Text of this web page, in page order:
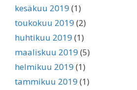
kesäkuu 2019 (1)
toukokuu 2019 (2)
huhtikuu 2019 (1)
maaliskuu 2019 (5)
helmikuu 2019 (1)
tammikuu 2019 (1)